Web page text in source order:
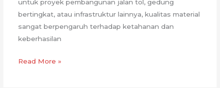
untuk proyek pembangunan jalan tol, gedung
bertingkat, atau infrastruktur lainnya, kualitas material
sangat berpengaruh terhadap ketahanan dan
keberhasilan
Quarry
Read More »